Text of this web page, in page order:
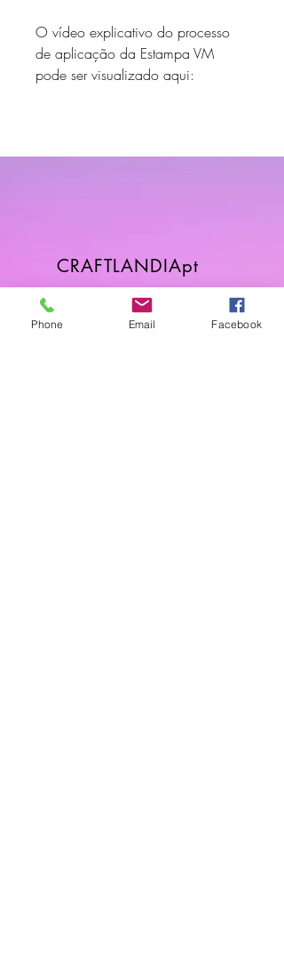
O vídeo explicativo do processo
de aplicação da Estampa VM
pode ser visualizado aqui:
CRAFTLANDIApt
FAQ
Phone Email Facebook